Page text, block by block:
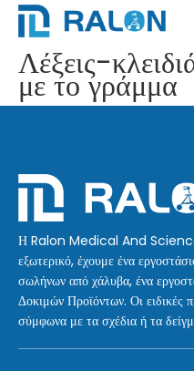
Λέξεις-
με το γράμμα
Η Ralon Medical And Science
εξωτερικό, έχουμε ένα
σωλήνων από χάλυβα, ένα
Δοκιμών Προϊόντων. Οι ειδικές
σύμφωνα με τα σχέδια ή τα